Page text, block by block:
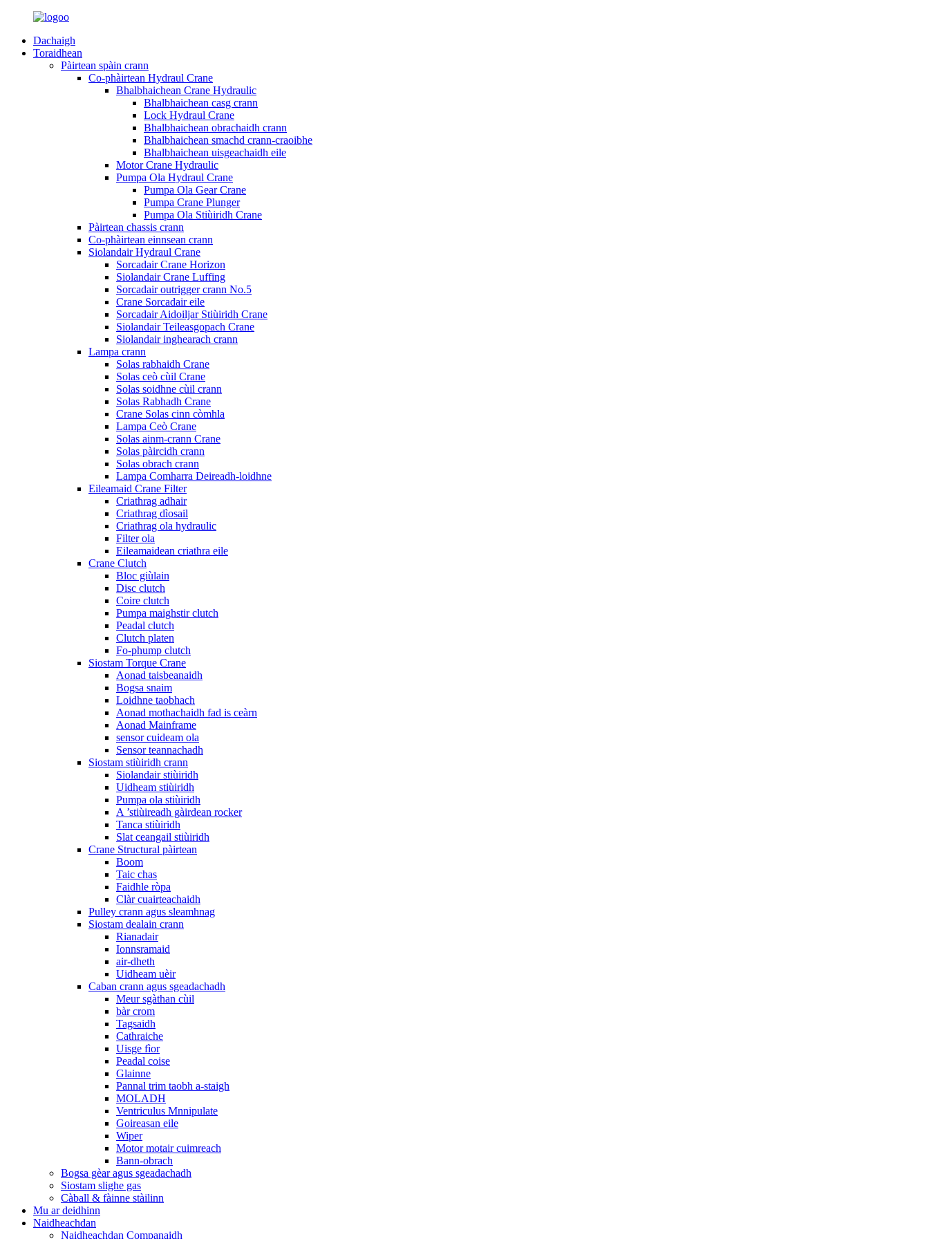
Dachaigh
Toraidhean
Pàirtean spàin crann
Co-phàirtean Hydraul Crane
Bhalbhaichean Crane Hydraulic
Bhalbhaichean casg crann
Lock Hydraul Crane
Bhalbhaichean obrachaidh crann
Bhalbhaichean smachd crann-craoibhe
Bhalbhaichean uisgeachaidh eile
Motor Crane Hydraulic
Pumpa Ola Hydraul Crane
Pumpa Ola Gear Crane
Pumpa Crane Plunger
Pumpa Ola Stiùiridh Crane
Pàirtean chassis crann
Co-phàirtean einnsean crann
Siolandair Hydraul Crane
Sorcadair Crane Horizon
Siolandair Crane Luffing
Sorcadair outrigger crann No.5
Crane Sorcadair eile
Sorcadair Aidoiljar Stiùiridh Crane
Siolandair Teileasgopach Crane
Siolandair inghearach crann
Lampa crann
Solas rabhaidh Crane
Solas ceò cùil Crane
Solas soidhne cùil crann
Solas Rabhadh Crane
Crane Solas cinn còmhla
Lampa Ceò Crane
Solas ainm-crann Crane
Solas pàircidh crann
Solas obrach crann
Lampa Comharra Deireadh-loidhne
Eileamaid Crane Filter
Criathrag adhair
Criathrag dìosail
Criathrag ola hydraulic
Filter ola
Eileamaidean criathra eile
Crane Clutch
Bloc giùlain
Disc clutch
Coire clutch
Pumpa maighstir clutch
Peadal clutch
Clutch platen
Fo-phump clutch
Siostam Torque Crane
Aonad taisbeanaidh
Bogsa snaim
Loidhne taobhach
Aonad mothachaidh fad is ceàrn
Aonad Mainframe
sensor cuideam ola
Sensor teannachadh
Siostam stiùiridh crann
Siolandair stiùiridh
Uidheam stiùiridh
Pumpa ola stiùiridh
A ’stiùireadh gàirdean rocker
Tanca stiùiridh
Slat ceangail stiùiridh
Crane Structural pàirtean
Boom
Taic chas
Faidhle ròpa
Clàr cuairteachaidh
Pulley crann agus sleamhnag
Siostam dealain crann
Rianadair
Ionnsramaid
air-dheth
Uidheam uèir
Caban crann agus sgeadachadh
Meur sgàthan cùil
bàr crom
Tagsaidh
Cathraiche
Uisge fìor
Peadal coise
Glainne
Pannal trim taobh a-staigh
MOLADH
Ventriculus Mnnipulate
Goireasan eile
Wiper
Motor motair cuimreach
Bann-obrach
Bogsa gèar agus sgeadachadh
Siostam slighe gas
Càball & fàinne stàilinn
Mu ar deidhinn
Naidheachdan
Naidheachdan Companaidh